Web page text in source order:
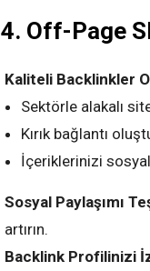
4. Off-Page
Kaliteli Backlinkler
Sektörle alakalı
Kırık bağlantı
İçeriklerinizi
Sosyal Paylaşımı
artırın.
Backlink Profilinizi